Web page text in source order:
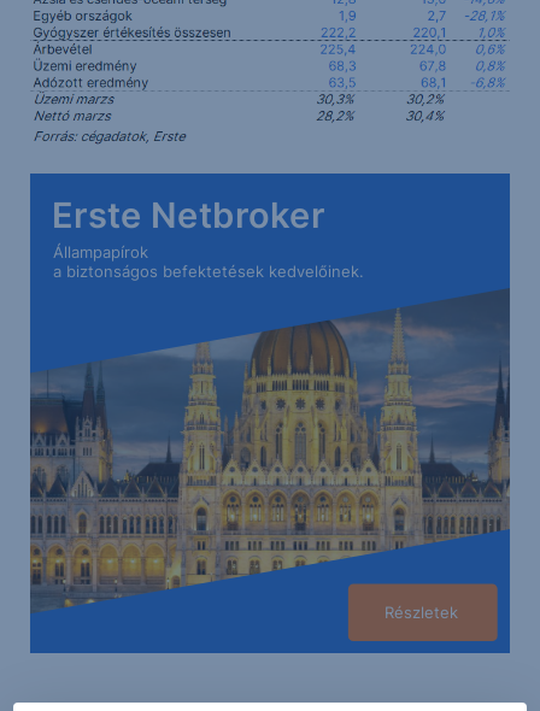
Erste Netbroker
Állampapírok
a biztonságos befektetések kedvelőinek.
Részletek